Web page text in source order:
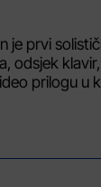
prvi
odsjek
prilogu